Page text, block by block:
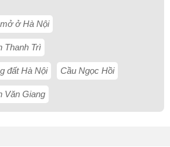
ở Hà Nội
Thanh Trì
đất Hà Nội Cầu Ngọc Hồi
Văn Giang